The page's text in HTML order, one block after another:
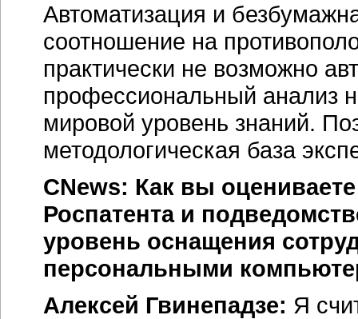
Автоматизация и
соотношение на
практически не возможно
профессиональный анализ
мировой уровень знаний.
методологическая база
CNews: Как вы
Роспатента и
уровень оснащения
персональными
Алексей Гвинепадзе: Я